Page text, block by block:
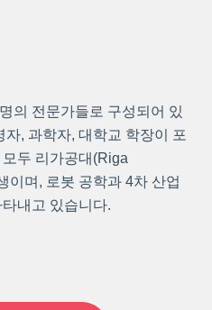
의 전문가들로 구성되어 있
, 과학자, 대학교 학장이 포
두 리가공대(Riga
이며, 로봇 공학과 4차 산업
내고 있습니다.